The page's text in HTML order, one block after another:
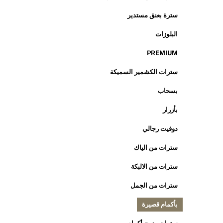
سترة بعنق مستدير
البلوزات
PREMIUM
سترات الكشمير السميكة
بسحاب
بأزرار
دوفيت رجالي
سترات من الياك
سترات من الالبكة
سترات من الجمل
بأكمام قصيرة